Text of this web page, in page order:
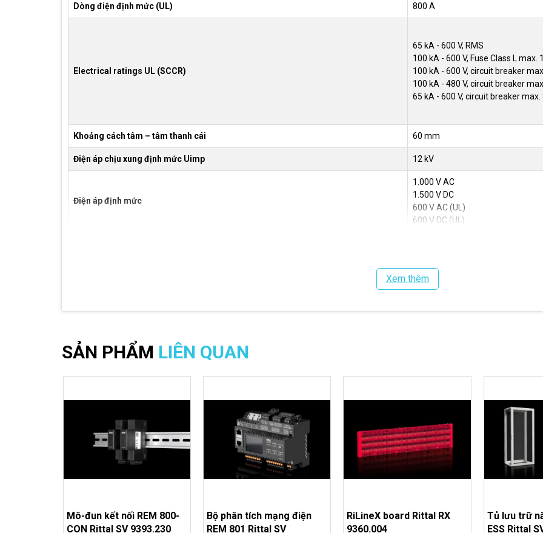
Dòng điện định mức (UL) 800 A
Electrical ratings UL (SCCR)
65 kA - 600 V, RMS
100 kA - 600 V, Fuse Class L max.
100 kA - 600 V, circuit breaker
100 kA - 480 V, circuit breaker
65 kA - 600 V, circuit breaker max.
Khoảng cách tâm – tâm thanh cái 60 mm
Điện áp chịu xung định mức Uimp 12 kV
Điện áp định mức
1.000 V AC
1.500 V DC
600 V AC (UL)
600 V DC (UL)
143 kA
143 kA (UL)
Dòng điện chịu đựng ngắn hạn định mức/t 65 kA/500 ms
Overvoltage category
ntamination level
Tần số cơ bản 50...60 Hz
Độ ẩm môi trường xung quanh (không ngưng tụ) 10...90%
Phạm vi nhiệt độ hoạt động -5 °C...55 °C
Kích thước (R x C x S)
Xem thêm
SẢN PHẨM LIÊN QUAN
Mô-đun kết nối REM 800-
CON Rittal SV 9393.230
Bộ phân tích mạng điện
REM 801 Rittal SV
RiLineX board Rittal RX
9360.004
Tủ lưu trữ
ESS Rittal